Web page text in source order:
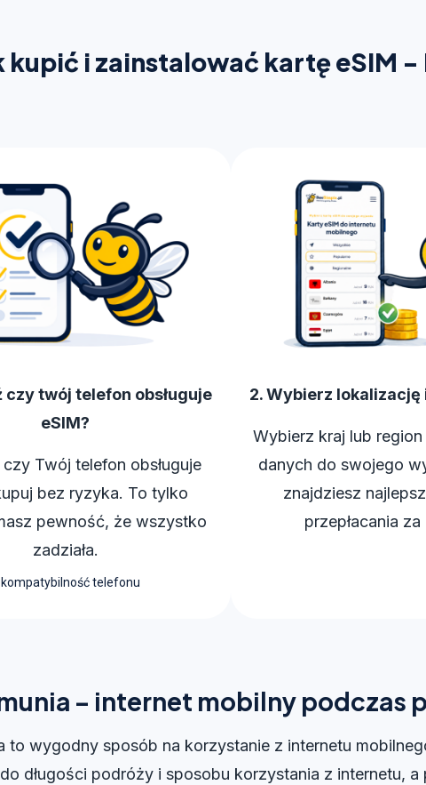
kupić i zainstalować kartę eSIM
czy twój telefon obsługuje
eSIM?
Twój telefon obsługuje
bez ryzyka. To tylko
pewność, że wszystko
zadziała.
telefonu
2. Wybierz
Wybierz kraj lub
danych do swojego
znajdziesz
przepłacania za
– internet mobilny podczas
to wygodny sposób na korzystanie z internetu
długości podróży i sposobu korzystania z internetu,